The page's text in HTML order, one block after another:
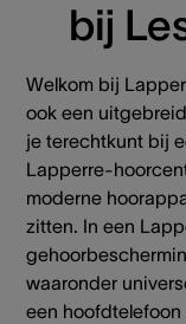
bij
Welkom bij
ook een
je terechtkunt bij
Lapperre-
moderne
zitten. In een
waaronder
een